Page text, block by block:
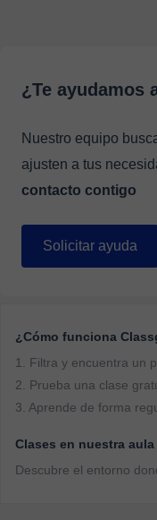
¿Te ayudamos
Nuestro equipo
ajusten a tus
contacto contigo
Solicitar ayuda
¿Cómo funciona
1. Filtra y encuentra un
2. Prueba una clase
3. Aprende de forma
Clases en nuestra
Descubre el entorno